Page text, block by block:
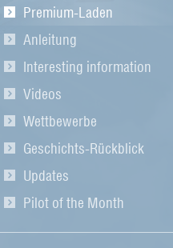
Premium-Laden
Anleitung
Interesting information
Videos
Wettbewerbe
Geschichts-Rückblick
Updates
Pilot of the Month